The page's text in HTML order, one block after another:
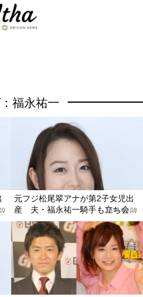
福永祐一
元フジ松尾翠アナが第2子女児出
産 夫・福永祐一騎手も立ち会...
2018.06.08